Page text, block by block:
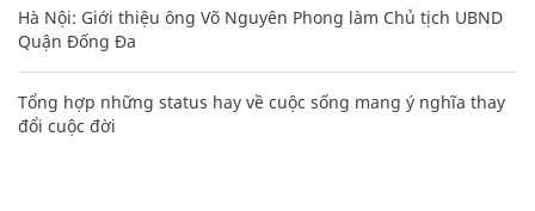
Hà Nội: Giới thiệu ông Võ Nguyên Phong làm Chủ tịch UBND
Quận Đống Đa
Tổng hợp những status hay về cuộc sống mang ý nghĩa thay
đổi cuộc đời